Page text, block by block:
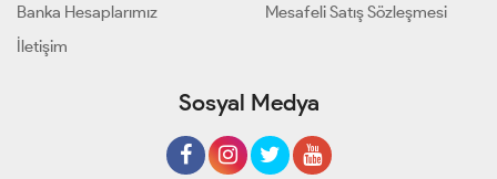
Banka Hesaplarımız
İletişim
Mesafeli Satış Sözleşmesi
Sosyal Medya